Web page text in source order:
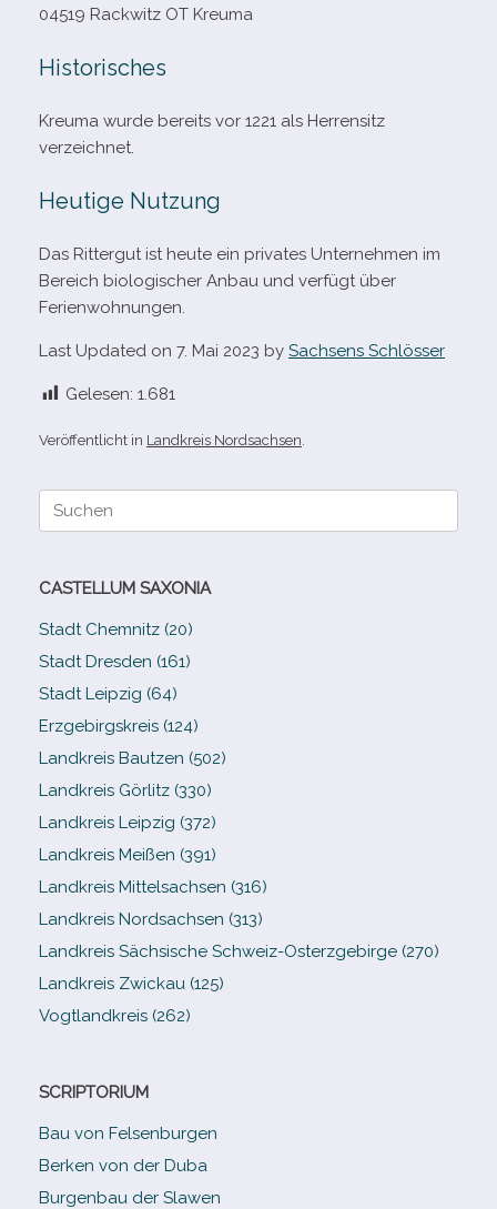
04519 Rackwitz OT Kreuma
Historisches
Kreuma wurde bereits vor 1221 als Herrensitz
verzeichnet.
Heutige Nutzung
Das Rittergut ist heute ein pri­va­tes Unternehmen im
Bereich bio­lo­gi­scher Anbau und ver­fügt über
Ferienwohnungen.
Last Updated on 7. Mai 2023 by Sachsens Schlösser
Gelesen: 1.681
Veröffentlicht in Landkreis Nordsachsen
Suche
CASTELLUM SAXONIA
Stadt Chemnitz (20)
Stadt Dresden (161)
Stadt Leipzig (64)
Erzgebirgskreis (124)
Landkreis Bautzen (502)
Landkreis Görlitz (330)
Landkreis Leipzig (372)
Landkreis Meißen (391)
Landkreis Mittelsachsen (316)
Landkreis Nordsachsen (313)
Landkreis Sächsische Schweiz-​Osterzgebirge (270)
Landkreis Zwickau (125)
Vogtlandkreis (262)
SCRIPTORIUM
Bau von Felsenburgen
Berken von der Duba
Burgenbau der Slawen